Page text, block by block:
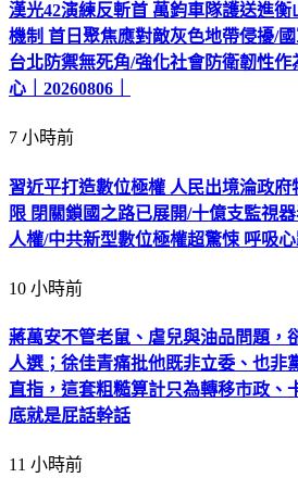
漢光42演練反斬首 萬鈞車隊護送進
機制 首日聚焦應對敵灰色地帶侵擾/
台北防禦無死角/強化社會防衛韌性
心｜20260806｜
7 小時前
習近平打造數位極權 人民出境淪政
限 閉關鎖國之路已展開/十億支監視
人權/中共新型數位極權超驚悚 呼吸
10 小時前
蔣萬安不管老鼠、虐兒與油品問題，
人選；徐佳青痛批他既非立委、也非
直指，這套粗糙算計只為轉移市政、
底就是屁話幹話
11 小時前